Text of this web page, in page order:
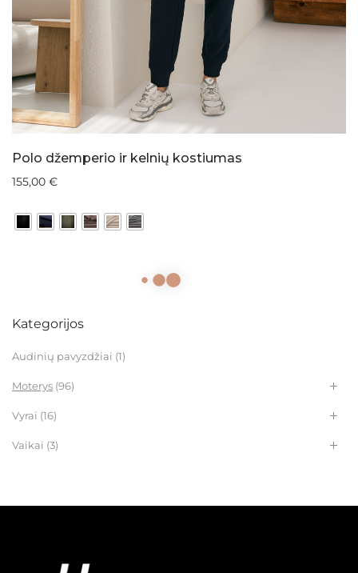
Polo džemperio ir kelnių kostiumas
155,00 €